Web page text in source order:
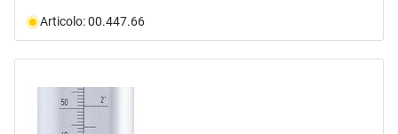
Articolo: 00.447.66